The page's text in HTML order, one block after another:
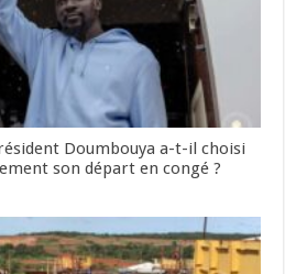
Doumbouya a-t-il choisi
son départ en congé ?